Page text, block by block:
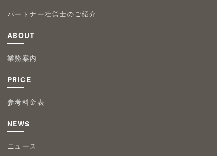
パートナー社労士のご紹介
ABOUT
業務案内
PRICE
参考料金表
NEWS
ニュース